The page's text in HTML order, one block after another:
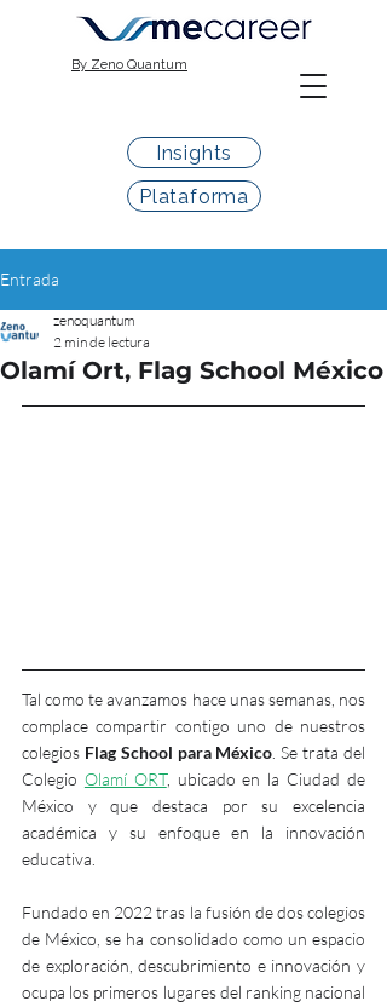
By Zeno Quantum
Insights
Plataforma
Entrada
Olamí Ort, Flag School México
zenoquantum
2 min de lectura
Tal como te avanzamos hace unas semanas, nos
complace compartir contigo uno de nuestros
colegios Flag School para México. Se trata del
Colegio Olamí ORT, ubicado en la Ciudad de
México y que destaca por su excelencia
académica y su enfoque en la innovación
educativa.
Fundado en 2022 tras la fusión de dos colegios
de México, se ha consolidado como un espacio
de exploración, descubrimiento e innovación y
ocupa los primeros lugares del ranking nacional